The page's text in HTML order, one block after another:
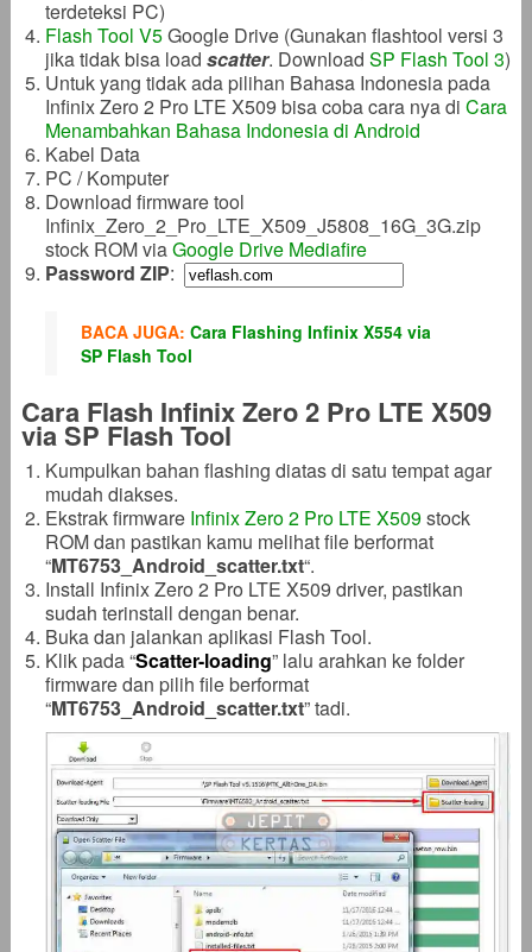
terdeteksi PC)
Flash Tool V5Google Drive (Gunakan flashtool versi 3
jika tidak bisa load scatter. Download SP Flash Tool 3)
Untuk yang tidak ada pilihan Bahasa Indonesia pada
Infinix Zero 2 Pro LTE X509 bisa coba cara nya di Cara
Menambahkan Bahasa Indonesia di Android
Kabel Data
PC / Komputer
Download firmware tool
Infinix_Zero_2_Pro_LTE_X509_J5808_16G_3G.zip
stock ROM viaGoogle Drive Mediafire
Password ZIP:
BACA JUGA: Cara Flashing Infinix X554 via
SP Flash Tool
Cara Flash Infinix Zero 2 Pro LTE X509
via SP Flash Tool
Kumpulkan bahan flashing diatas di satu tempat agar
mudah diakses.
Ekstrak firmware Infinix Zero 2 Pro LTE X509stock
ROM dan pastikan kamu melihat file berformat
“MT6753_Android_scatter.txt“.
Install Infinix Zero 2 Pro LTE X509 driver, pastikan
sudah terinstall dengan benar.
Buka dan jalankan aplikasi Flash Tool.
Klik pada “Scatter-loading” lalu arahkan ke folder
firmware dan pilih file berformat
“MT6753_Android_scatter.txt” tadi.